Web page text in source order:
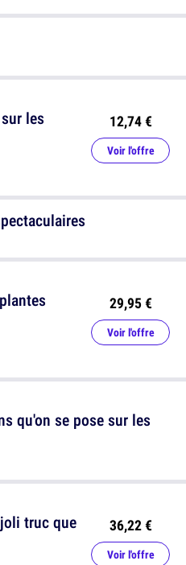
les
12,74 €
Voir l'offre
29,95 €
Voir l'offre
truc que
36,22 €
Voir l'offre
qu'on se pose sur les